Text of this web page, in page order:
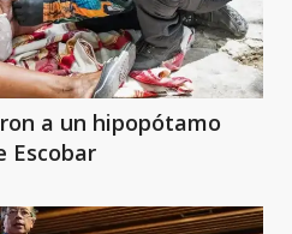
a un hipopótamo
Escobar